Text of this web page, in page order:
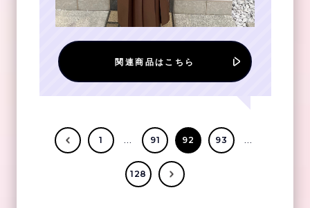
関連商品はこちら
1 ... 91 92 93 ...
128